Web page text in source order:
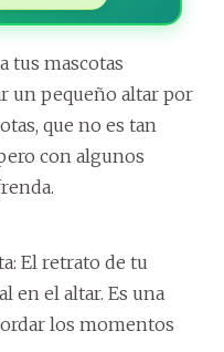
tus mascotas
un pequeño altar por
que no es tan
con algunos
El retrato de tu
en el altar. Es una
los momentos